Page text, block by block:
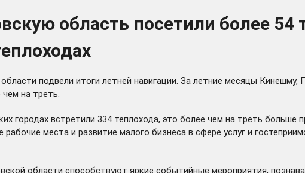
область посетили более
подвели итоги летней навигации. За летние месяцы
на треть.
городах встретили 334 теплохода, это более чем на треть больше
места и развитие малого бизнеса в сфере услуг и
области способствуют яркие событийные мероприятия,